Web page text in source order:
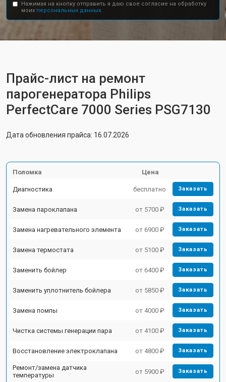
Нажимая на кнопку отправить я даю свое согласие на обработку
моих персональных данных.
Прайс-лист на ремонт
парогенератора Philips
PerfectCare 7000 Series PSG7130
Дата обновления прайса: 16.07.2026
Поломка Цена
Диагностика бесплатно Заказать
Замена пароклапана от 5700 ₽ Заказать
Замена нагревательного элемента от 6900 ₽ Заказать
Замена термостата от 5100 ₽ Заказать
Заменить бойлер от 6400 ₽ Заказать
Заменить уплотнитель бойлера от 5850 ₽ Заказать
Замена помпы от 4000 ₽ Заказать
Чистка системы генерации пара от 4100 ₽ Заказать
Восстановление электроклапана от 4800 ₽ Заказать
Ремонт/замена датчика
температуры
от 5900 ₽ Заказать